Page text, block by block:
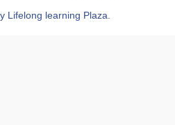
Lifelong learning Plaza.